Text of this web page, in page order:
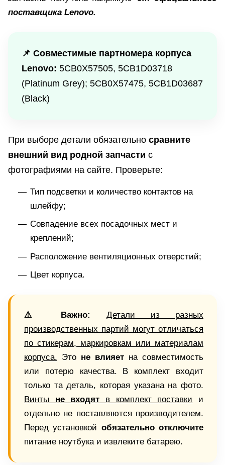
поставщика Lenovo.
📌 Совместимые партномера корпуса
Lenovo: 5CB0X57505, 5CB1D03718
(Platinum Grey); 5CB0X57475, 5CB1D03687
(Black)
При выборе детали обязательно сравните
внешний вид родной запчасти с
фотографиями на сайте. Проверьте:
Тип подсветки и количество контактов на
шлейфу;
Совпадение всех посадочных мест и
креплений;
Расположение вентиляционных отверстий;
Цвет корпуса.
⚠️ Важно:
Детали из разных
производственных партий могут отличаться
по стикерам, маркировкам или материалам
корпуса. Это не влияет на совместимость
или потерю качества. В комплект входит
только та деталь, которая указана на фото.
Винты не входят в комплект поставки и
отдельно не поставляются производителем.
Перед установкой обязательно отключите
питание ноутбука и извлеките батарею.